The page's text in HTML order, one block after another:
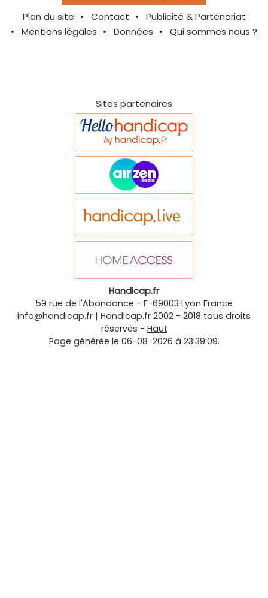
Plan du site Contact
Publicité & Partenariat
Mentions légales
Données Qui sommes nous ?
Sites partenaires
Handicap.fr
59 rue de l'Abondance - F-69003 Lyon France
info@handicap.fr | Handicap.fr 2002 - 2018 tous droits
réservés - Haut
Page générée le 06-08-2026 à 23:39:09.